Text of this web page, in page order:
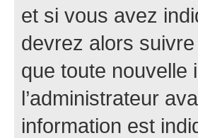
et si vous avez
devrez alors
que toute nouvelle
l’administrateur
information est